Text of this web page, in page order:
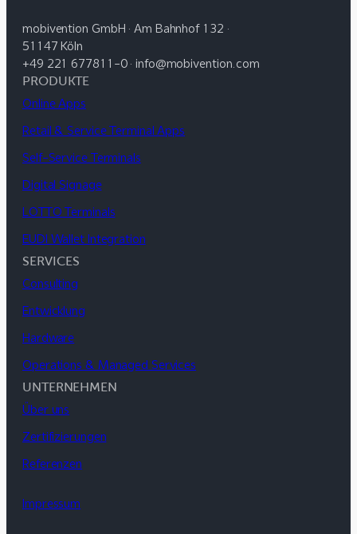
mobivention GmbH · Am Bahnhof 132 ·
51147 Köln
+49 221 677811-0 · info@mobivention.com
PRODUKTE
Online Apps
Retail & Service Terminal Apps
Self-Service Terminals
Digital Signage
LOTTO Terminals
EUDI Wallet Integration
SERVICES
Consulting
Entwicklung
Hardware
Operations & Managed Services
UNTERNEHMEN
Über uns
Zertifizierungen
Referenzen
Impressum